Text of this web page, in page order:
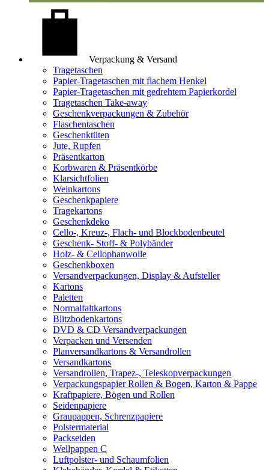
Verpackung & Versand
Tragetaschen
Papier-Tragetaschen mit flachem Henkel
Papier-Tragetaschen mit gedrehtem Papierkordel
Tragetaschen Take-away
Geschenkverpackungen & Zubehör
Flaschentaschen
Geschenktüten
Jute, Rupfen
Präsentkarton
Korbwaren & Präsentkörbe
Klarsichtfolien
Weinkartons
Geschenkpapiere
Tragekartons
Geschenkdeko
Cello-, Kreuz-, Flach- und Blockbodenbeutel
Geschenk- Stoff- & Polybänder
Holz- & Cellophanwolle
Geschenkboxen
Versandverpackungen, Display & Aufsteller
Kartons
Paletten
Normalfaltkartons
Blitzbodenkartons
DVD & CD Versandverpackungen
Verpacken und Versenden
Planversandkartons & Versandrollen
Versandkartons
Versandrollen, Trapez-, Teleskopverpackungen
Verpackungspapier Rollen & Bogen, Karton & Pappe
Kraftpapiere, Bögen und Rollen
Seidenpapiere
Graupappen, Schrenzpapiere
Polstermaterial
Packseiden
Wellpappen C
Luftpolster- und Schaumfolien